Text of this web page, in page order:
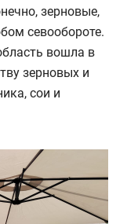
зерновые,
севообороте.
вошла в
зерновых и
сои и